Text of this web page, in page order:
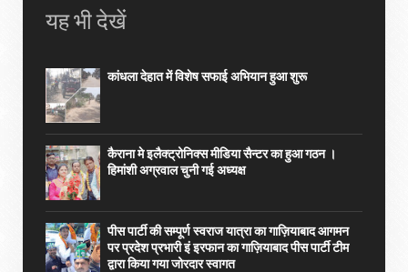
यह भी देखें
कांधला देहात में विशेष सफाई अभियान हुआ शुरू
कैराना मे इलैक्ट्रोनिक्स मीडिया सैन्टर का हुआ गठन ।
हिमांशी अग्रवाल चुनी गई अध्यक्ष
पीस पार्टी की सम्पूर्ण स्वराज यात्रा का गाज़ियाबाद आगमन
पर प्रदेश प्रभारी इं इरफान का गाज़ियाबाद पीस पार्टी टीम
द्वारा किया गया जोरदार स्वागत